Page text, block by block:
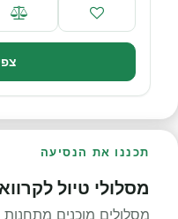
תכננו את הנסיעה
מסלולי טיול
מסלולים מוכנים